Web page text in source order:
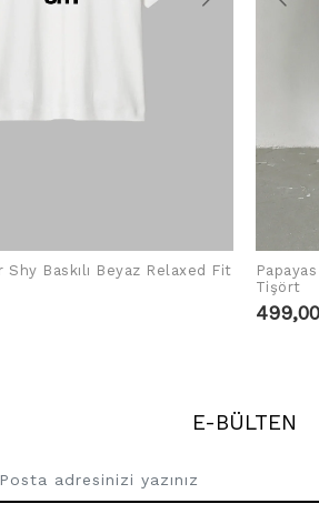
SEPETE EKLE
Baskılı Beyaz Relaxed Fit
Tişört
E-BÜLTEN